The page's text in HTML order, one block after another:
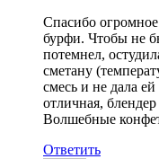
Спасибо
бурфи. Чтобы не
потемнел,
сметану
смесь и не дала
отличная,
Волшебные
Ответить